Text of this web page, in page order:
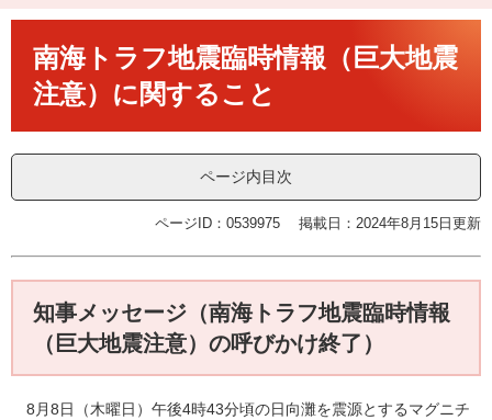
本
南海トラフ地震臨時情報（巨大地震
注意）に関すること
ページ内目次
ページID：0539975 掲載日：2024年8月15日更新
知事メッセージ（南海トラフ地震臨時情報
（巨大地震注意）の呼びかけ終了）
8月8日（木曜日）午後4時43分頃の日向灘を震源とするマグニチ